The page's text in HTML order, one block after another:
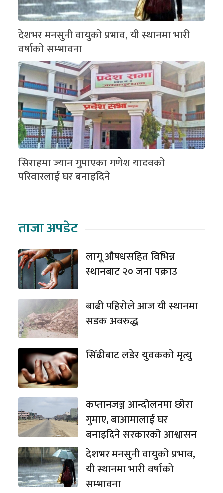
देशभर मनसुनी वायुको प्रभाव, यी स्थानमा भारी
वर्षाको सम्भावना
सिराहमा ज्यान गुमाएका गणेश यादवको
परिवारलाई घर बनाइदिने
ताजा अपडेट
लागू औषधसहित विभिन्न
स्थानबाट २० जना पक्राउ
बाढी पहिरोले आज यी स्थानमा
सडक अवरुद्ध
सिँढीबाट लडेर युवकको मृत्यु
कप्तानजञ्ज आन्दोलनमा छोरा
गुमाए, बाआमालाई घर
बनाइदिने सरकारको आश्वासन
देशभर मनसुनी वायुको प्रभाव,
यी स्थानमा भारी वर्षाको
सम्भावना